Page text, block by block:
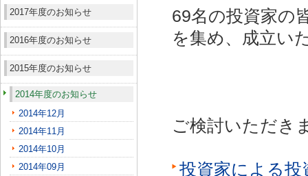
2017年度のお知らせ
2016年度のお知らせ
2015年度のお知らせ
2014年度のお知らせ
2014年12月
2014年11月
2014年10月
2014年09月
69名の投資家の
を集め、成立い
ご検討いただき
投資家による